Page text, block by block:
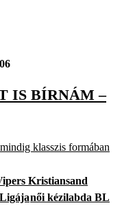
IS BÍRNÁM –
klasszis formában
Kristiansand
női kézilabda BL